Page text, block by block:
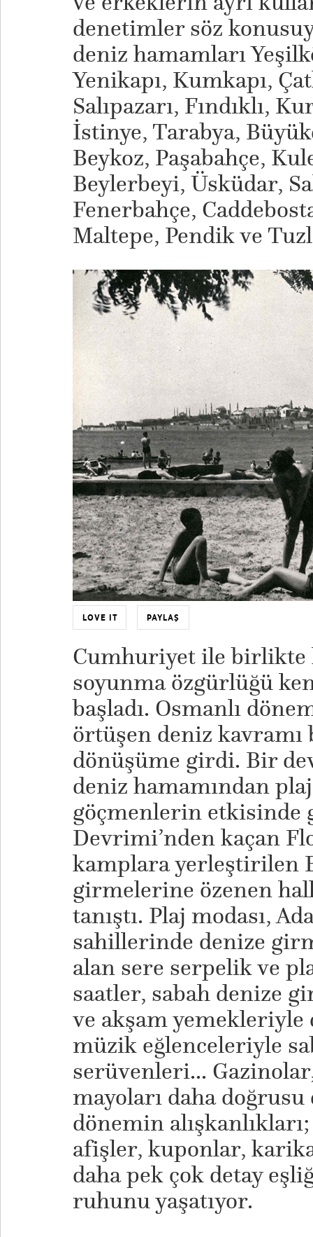
denetimler söz
deniz hamamları
Yenikapı, Kumkapı,
Salıpazarı, Fındıklı,
İstinye, Tarabya,
Beykoz, Paşabahçe,
Beylerbeyi, Üsküdar,
Fenerbahçe,
Maltepe, Pendik ve
LOVE IT PAYLAŞ
Cumhuriyet ile birlikte
soyunma özgürlüğü
başladı. Osmanlı
örtüşen deniz kavramı
dönüşüme girdi. Bir
deniz hamamından
göçmenlerin etkisinde
Devrimi’nden kaçan
kamplara yerleştirilen
girmelerine özenen
tanıştı. Plaj modası,
sahillerinde denize
alan sere serpelik ve
saatler, sabah denize
ve akşam yemekleriyle
müzik eğlenceleriyle
serüvenleri...
mayoları daha
dönemin
afişler, kuponlar,
daha pek çok detay
ruhunu yaşatıyor.